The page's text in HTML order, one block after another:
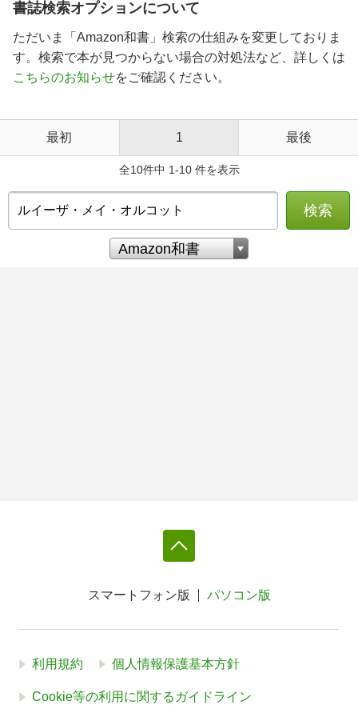
書誌検索オプションについて
ただいま「Amazon和書」検索の仕組みを変更しておりま
す。検索で本が見つからない場合の対処法など、詳しくは
こちらのお知らせをご確認ください。
最初 1 最後
全10件中 1-10 件を表示
検索
スマートフォン版 パソコン版
利用規約 個人情報保護基本方針
Cookie等の利用に関するガイドライン